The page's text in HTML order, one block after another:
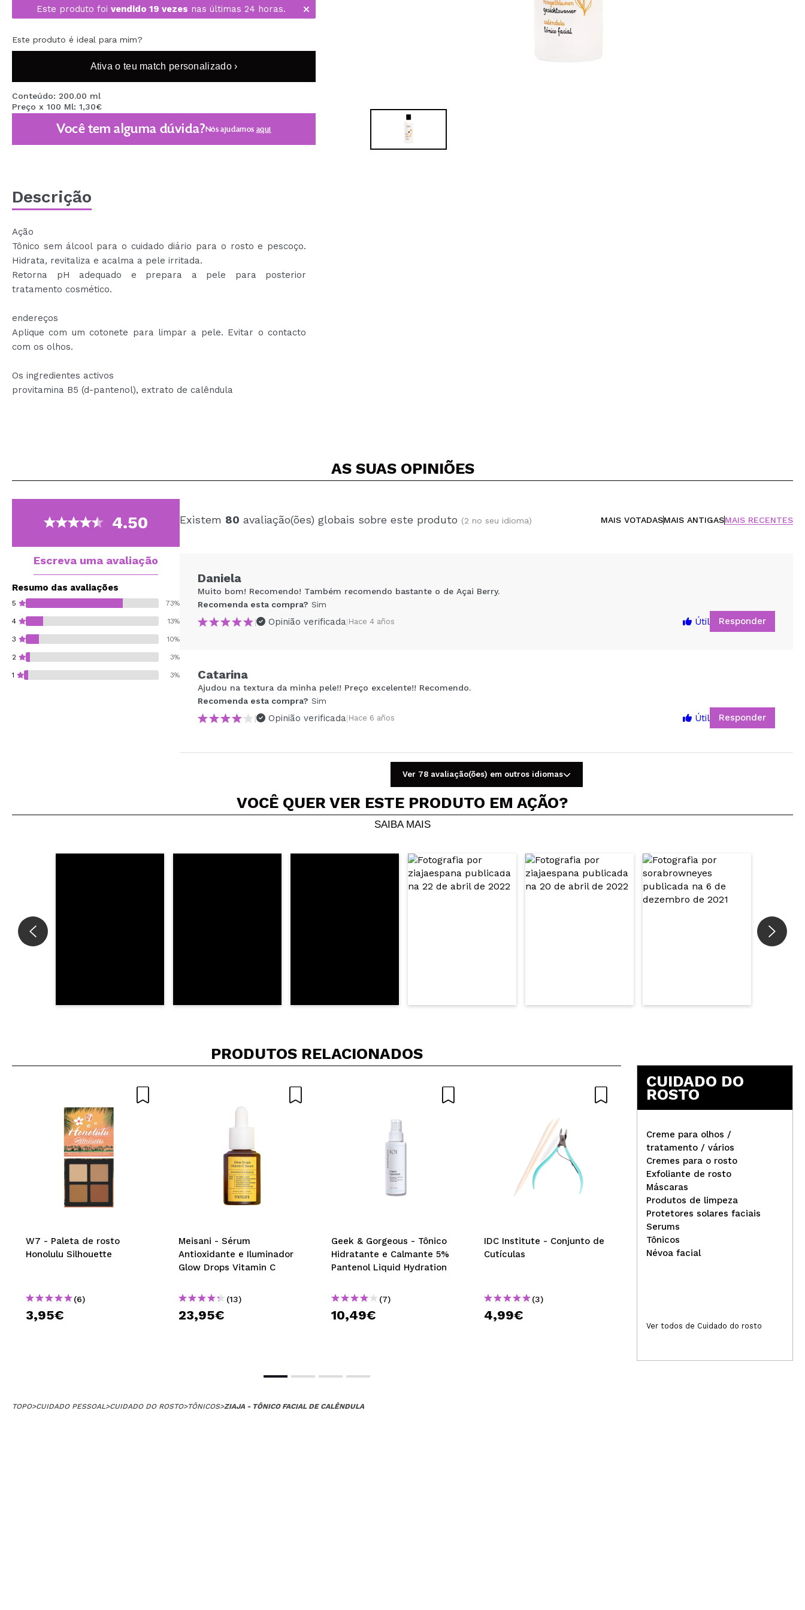
MAQUIFARMA
KOREA ZONE
TRAVEL SIZE
NATURE
DESCONTOS
OUTLET
EM BREVE
CRIAR CONTA
Este produto foi vendido 19 vezes nas últimas 24 horas.
Este produto é ideal para mim?
Ativa o teu match personalizado ›
Conteúdo: 200.00 ml
Preço x 100 Ml: 1,30€
Você tem alguma dúvida?Nós ajudamos aqui
Descrição
Ação
Tônico sem álcool para o cuidado diário para o rosto e pescoço.
Hidrata, revitaliza e acalma a pele irritada.
Retorna pH adequado e prepara a pele para posterior
tratamento cosmético.
endereços
Aplique com um cotonete para limpar a pele. Evitar o contacto
com os olhos.
Os ingredientes activos
provitamina B5 (d-pantenol), extrato de calêndula
AS SUAS OPINIÕES
4.50
Escreva uma avaliação
Resumo das avaliações
5 73%
4 13%
3 10%
2 3%
1 3%
Existem 80 avaliação(ões) globais sobre este produto (2 no seu idioma) MAIS VOTADASMAIS ANTIGASMAIS RECENTES
Compartilhar um vídeo ou uma foto
Seu vídeo pode ser o primeiro. Imagine isso...
Daniela
Muito bom! Recomendo! Também recomendo bastante o de Açai Berry.
Recomenda esta compra? Sim
|
Opinião verificada| Hace 4 años Útil Responder
Catarina
Ajudou na textura da minha pele!! Preço excelente!! Recomendo.
Recomenda esta compra? Sim
|
Opinião verificada| Hace 6 años Útil Responder
Ver 78 avaliação(ões) em outros idiomas
VOCÊ QUER VER ESTE PRODUTO EM AÇÃO?
SAIBA MAIS
PRODUTOS RELACIONADOS
W7 - Paleta de rosto
Honolulu Silhouette
(6)
3,95€
Meisani - Sérum
Antioxidante e Iluminador
Glow Drops Vitamin C
(13)
23,95€
Geek & Gorgeous - Tônico
Hidratante e Calmante 5%
Pantenol Liquid Hydration
(7)
10,49€
IDC Institute - Conjunto de
Cutículas
(3)
4,99€
Revox - *Help* - Creme
facial anti-vermelhidão Anti
Redness
CUIDADO DO
ROSTO
Creme para olhos /
tratamento / vários
Cremes para o rosto
Exfoliante de rosto
Máscaras
Produtos de limpeza
Protetores solares faciais
Serums
Tônicos
Névoa facial
Ver todos de Cuidado do rosto
TOPO>CUIDADO PESSOAL>CUIDADO DO ROSTO>TÔNICOS>ZIAJA - TÔNICO FACIAL DE CALÊNDULA